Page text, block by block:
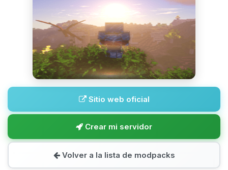
Sitio web oficial
Crear mi servidor
Volver a la lista de modpacks